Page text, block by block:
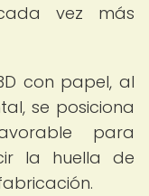
vez más
con papel, al
se posiciona
para
la huella de